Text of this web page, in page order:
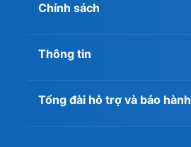
Chính sách
Thông tin
Tổng đài hỗ trợ và bảo hành